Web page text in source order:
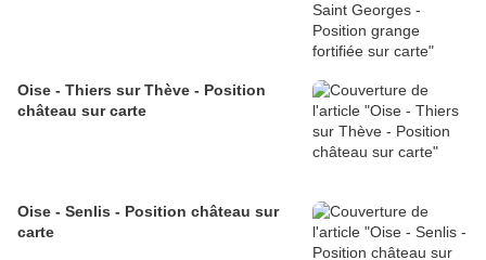
Oise - Thiers sur Thève - Position
château sur carte
Oise - Senlis - Position château sur
carte